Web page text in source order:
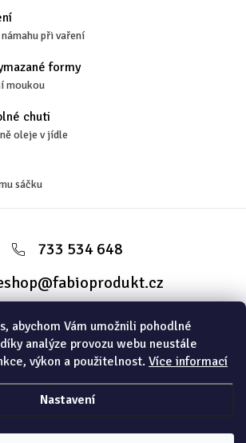
abychom Vám umožnili pohodlné
analýze provozu webu neustále
výkon a použitelnost. Více informací
Nastavení
při vaření
formy
moukou
chuti
oleje v jídle
sáčku
733 534 648
@fabioprodukt.cz
. Všechna práva vyhrazena.